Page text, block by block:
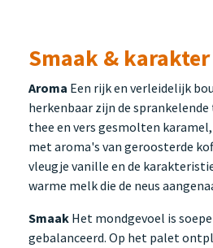
Smaak & karakter
Aroma Een rijk en verleidelijk
herkenbaar zijn de
thee en vers gesmolten
met aroma's van geroosterde
vleugje vanille en de
warme melk die de neus
Smaak Het mondgevoel is
gebalanceerd. Op het palet